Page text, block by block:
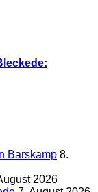
Barskamp 8.
2026